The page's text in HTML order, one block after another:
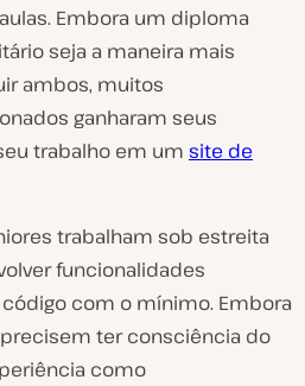
Embora um diploma
seja a maneira mais
ambos, muitos
ganharam seus
trabalho em um site de
trabalham sob estreita
funcionalidades
com o mínimo. Embora
ter consciência do
como